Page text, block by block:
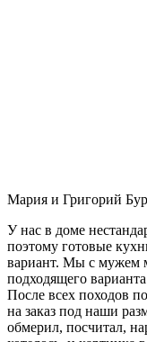
Мария и Григорий
У нас в доме
поэтому готовые
вариант. Мы с мужем
подходящего
После всех походов
на заказ под наши
обмерил, посчитал,